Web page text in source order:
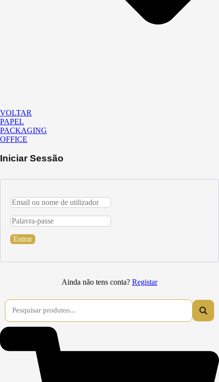
VOLTAR
PAPEL
PACKAGING
OFFICE
Iniciar Sessão
Entrar
Ainda não tens conta? Registar